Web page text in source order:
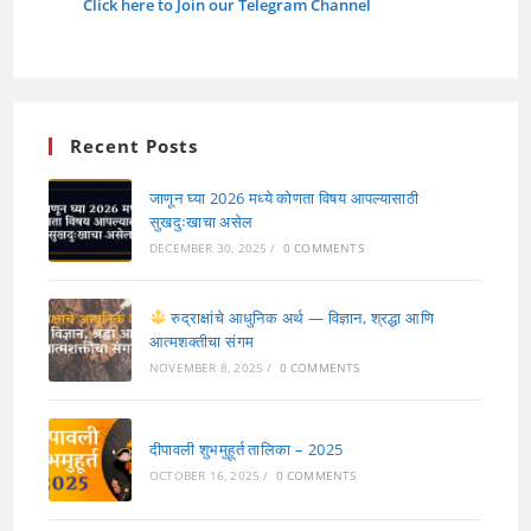
Recent Posts
जाणून घ्या 2026 मध्ये कोणता विषय आपल्यासाठी
सुखदुःखाचा असेल
DECEMBER 30, 2025 / 0 COMMENTS
रुद्राक्षांचे आधुनिक अर्थ — विज्ञान, श्रद्धा आणि
आत्मशक्तीचा संगम
NOVEMBER 8, 2025 / 0 COMMENTS
दीपावली शुभमुहूर्त तालिका – 2025
OCTOBER 16, 2025 / 0 COMMENTS